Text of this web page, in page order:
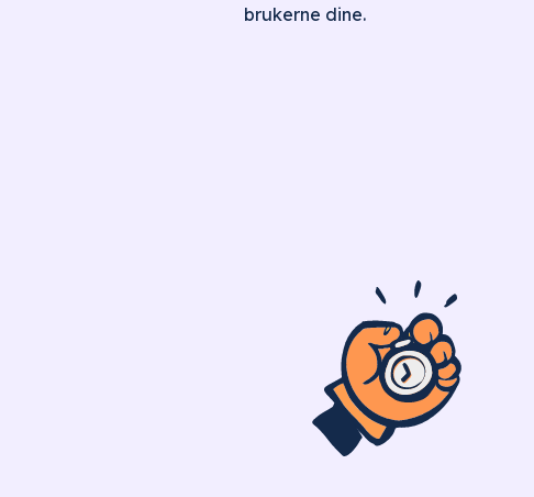
brukerne dine.